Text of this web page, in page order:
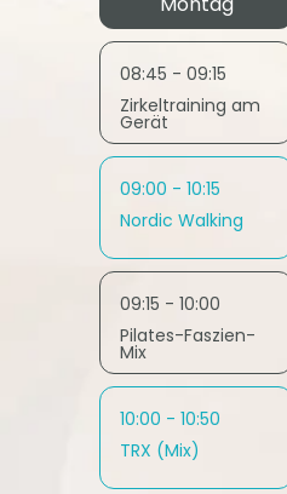
08:45 - 09:15
Zirkeltraining am
Gerät
09:00 - 10:15
Nordic Walking
09:15 - 10:00
Pilates-Faszien-
Mix
10:00 - 10:50
TRX (Mix)